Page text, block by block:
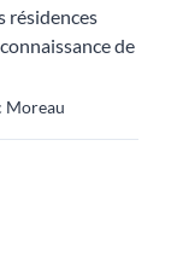
résidences
de
Moreau